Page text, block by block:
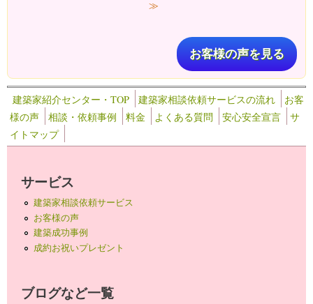
≫
お客様の声を見る
建築家紹介センター・TOP 建築家相談依頼サービスの流れ
お客
様の声
相談・依頼事例 料金 よくある質問 安心安全宣言
サ
イトマップ
サービス
建築家相談依頼サービス
お客様の声
建築成功事例
成約お祝いプレゼント
ブログなど一覧